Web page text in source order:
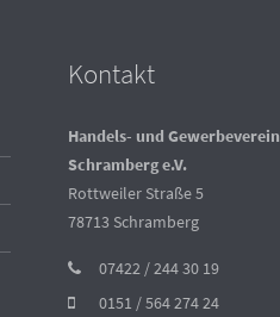
Kontakt
Handels- und Gewerbeverein
Schramberg e.V.
Rottweiler Straße 5
78713 Schramberg
07422 / 244 30 19
0151 / 564 274 24